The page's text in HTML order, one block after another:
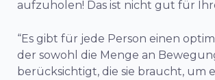
aufzuholen! Das ist nicht gut für
“Es gibt für jede Person einen
der sowohl die Menge an
berücksichtigt, die sie braucht, um